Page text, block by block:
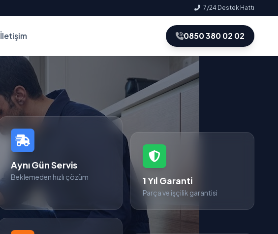
7/24 Destek Hattı
İletişim 0850 380 02 02
Aynı Gün Servis
Beklemeden hızlı çözüm 1 Yıl Garanti
Parça ve işçilik garantisi